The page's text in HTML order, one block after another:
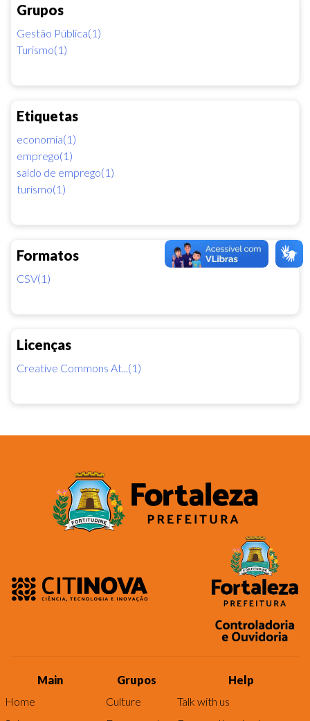
Grupos
Gestão Pública(1)
Turismo(1)
Etiquetas
economia(1)
emprego(1)
saldo de emprego(1)
turismo(1)
Formatos
CSV(1)
Licenças
Creative Commons At...(1)
Main
Home
Grupos
Culture
Help
Talk with us